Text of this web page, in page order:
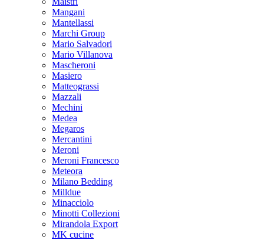
Mangani
Mantellassi
Marchi Group
Mario Salvadori
Mario Villanova
Mascheroni
Masiero
Matteograssi
Mazzali
Mechini
Medea
Megaros
Mercantini
Meroni
Meroni Francesco
Meteora
Milano Bedding
Milldue
Minacciolo
Minotti Collezioni
Mirandola Export
MK cucine